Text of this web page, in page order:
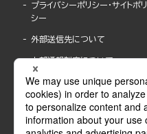
プライバシーポリシー・サイトポリ
シー
外部送信先について
内部通報制度について